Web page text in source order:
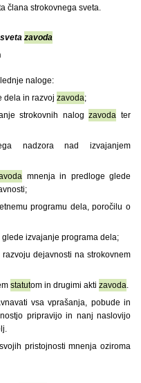
člana strokovnega sveta.
zavoda
naloge:
dela in razvoj zavoda;
strokovnih nalogzavoda ter
nadzora nad izvajanjem
mnenja in predloge glede
programu dela, poročilu o
izvajanje programa dela;
dejavnosti na strokovnem
statutom in drugimi akti zavoda.
vsa vprašanja, pobude in
pripravijo in nanj naslovijo
pristojnosti mnenja oziroma